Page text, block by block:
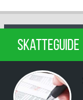
SKATTEGUIDE